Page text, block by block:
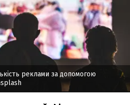
реклами за допомогою